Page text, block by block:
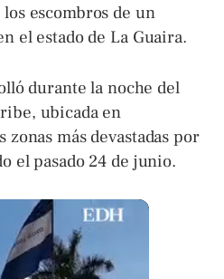
escombros de un
el estado de La Guaira.
durante la noche del
ubicada en
zonas más devastadas por
el pasado 24 de junio.